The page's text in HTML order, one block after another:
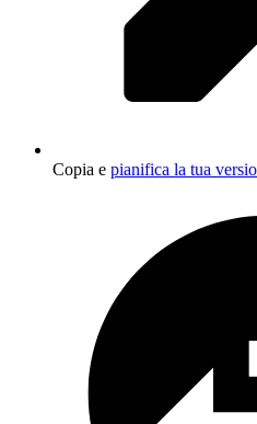
Copia e pianifica la tua